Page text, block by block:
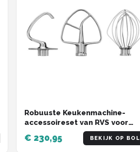
Robuuste Keukenmachine-
accessoireset van RVS voor
€ 230,95 BEKIJK OP BOL